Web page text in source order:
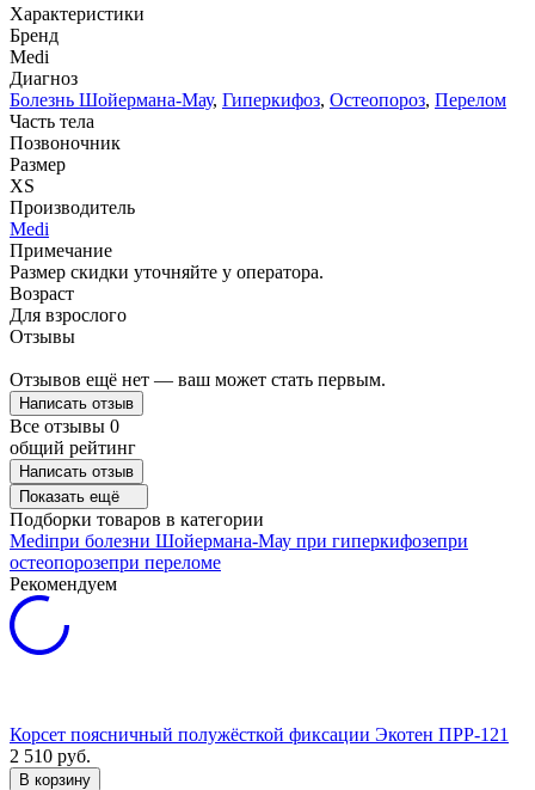
Характеристики
Бренд
Medi
Диагноз
Болезнь Шойермана-Мау, Гиперкифоз, Остеопороз, Перелом
Часть тела
Позвоночник
Размер
XS
Производитель
Medi
Примечание
Размер скидки уточняйте у оператора.
Возраст
Для взрослого
Отзывы
Отзывов ещё нет — ваш может стать первым.
Написать отзыв
Все отзывы 0
общий рейтинг
Написать отзыв
Показать ещё
Подборки товаров в категории
Mediпри болезни Шойермана-Мау при гиперкифозепри
остеопорозепри переломе
Рекомендуем
Корсет поясничный полужёсткой фиксации Экотен ПРР-121
2 510 руб.
В корзину